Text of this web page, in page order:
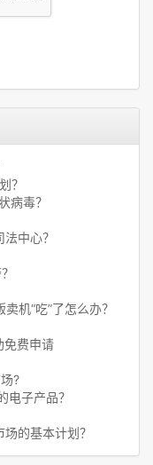
？
病毒？
中心？
机“吃”了怎么办？
免费申请
?
电子产品？
的基本计划？